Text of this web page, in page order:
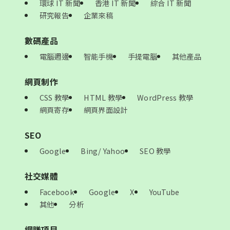
環球 IT 新聞 香港 IT 新聞
綜合 IT 新聞
研究報告
企業來稿
數碼產品
電腦週邊 智能手機 手提電腦 其他產品
網頁制作
CSS 教學 HTML 教學
WordPress 教學
網頁寄存
網頁界面設計
SEO
Google Bing/ Yahoo SEO 教學
社交媒體
Facebook Google X
YouTube
其他
分析